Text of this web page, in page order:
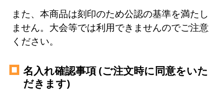
また、本商品は刻印のため公認の基準を満たし
ません。大会等では利用できませんのでご注意
ください。
名入れ確認事項 (ご注文時に同意をいた
だきます)